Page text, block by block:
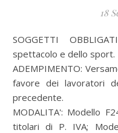
18
SOGGETTI OBBLIGATI: Aziende dei settori dello
spettacolo e dello sport.
ADEMPIMENTO:
favore dei lavoratori
precedente.
MODALITA': Modello
titolari di P. IVA;